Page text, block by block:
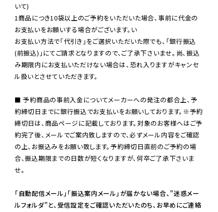
いて)
1商品につき10袋以上のご予約をいただいた場合、事前に代金の
お支払いをお願いする場合がございます。い
お支払い方法で「代引き」をご選択いただいた際でも、「銀行振込
(前振込)」にてご請求となりますので、ご了承下さいませ。尚、振込
み期限内にお支払いただけない場合は、恐れ入りますがキャンセ
ル扱いとさせていただきます。
■ 予約商品の事前入金についてメーカーへの発注の都合上、予
約締切日までに銀行振込でお支払いをお願いしております。※予約
締切日は、商品ページに記載しております。対象のお客様へはご予
約完了後、メールでご案内致しますので、必ずメール内容をご確認
の上、お振込みをお願い致します。予約締切日直前のご予約の場
合、振込期限までの日数が短くなりますが、何卒ご了承下さいま
せ。
「自動配信メール」「振込案内メール」が届かない場合、”迷惑メー
ルフォルダ”と、受信設定をご確認いただいたのち、お早めにご連絡